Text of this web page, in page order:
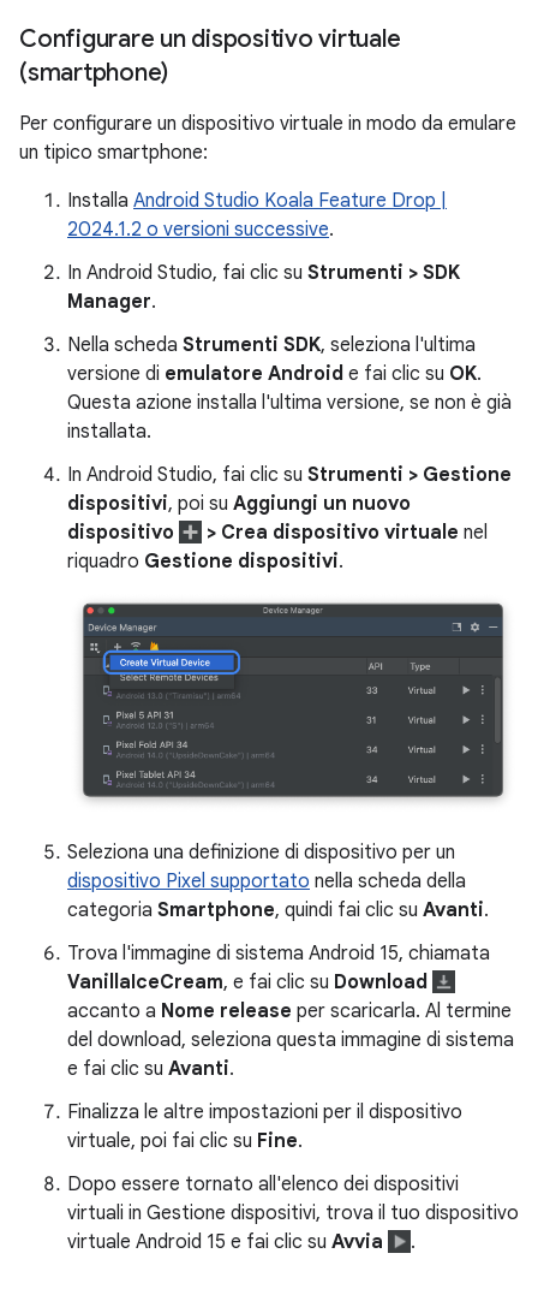
Configurare un dispositivo virtuale
(smartphone)
Per configurare un dispositivo virtuale in modo da emulare
un tipico smartphone:
Installa Android Studio Koala Feature Drop |
2024.1.2 o versioni successive.
In Android Studio, fai clic su Strumenti > SDK
Manager.
Nella scheda Strumenti SDK, seleziona l'ultima
versione di emulatore Android e fai clic su OK.
Questa azione installa l'ultima versione, se non è già
installata.
In Android Studio, fai clic su Strumenti > Gestione
dispositivi, poi su Aggiungi un nuovo
dispositivo
> Crea dispositivo virtuale nel
riquadro Gestione dispositivi.
Seleziona una definizione di dispositivo per un
dispositivo Pixel supportato nella scheda della
categoria Smartphone, quindi fai clic su Avanti.
Trova l'immagine di sistema Android 15, chiamata
VanillaIceCream, e fai clic su Download
accanto a Nome release per scaricarla. Al termine
del download, seleziona questa immagine di sistema
e fai clic su Avanti.
Finalizza le altre impostazioni per il dispositivo
virtuale, poi fai clic su Fine.
Dopo essere tornato all'elenco dei dispositivi
virtuali in Gestione dispositivi, trova il tuo dispositivo
virtuale Android 15 e fai clic su Avvia .